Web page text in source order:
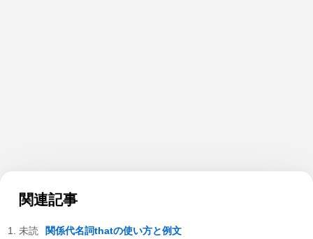
関連記事
関係代名詞thatの使い方と例文